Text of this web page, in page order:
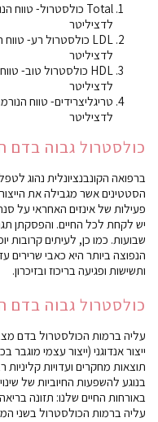
לדציליטר
לדציליטר
לדציליטר
לדציליטר
כולסטרול גבוה בדם
ברפואה הקונבנציונלית נהוג
הסטטינים אשר מגבילה את
פעילות של אינזים האחראי על
שבועות. כמו כן, לעיתים קרובות
הנפוצה ביותר היא כאבי שרירים
ותשישות ופגיעה בריכוז ובזיכרון.
כולסטרול גבוה בדם
עליה ברמות הכולסטרול בדם
ייצור אנדוגני (ייצור עצמי
תוצאות מחקרים ועדויות
בנוגע להשפעות החיוביות של
באורחות החיים שלנו: תזונה
עליה ברמות הכולסטרול בשני